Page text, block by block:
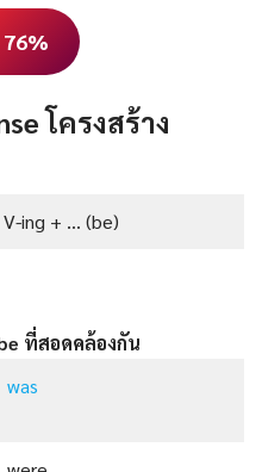
โครงสร้าง
ing + … (be)
ที่สอดคล้องกัน
was